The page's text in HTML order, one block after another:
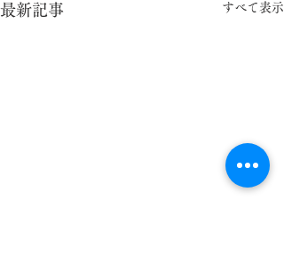
最新記事 すべて表示